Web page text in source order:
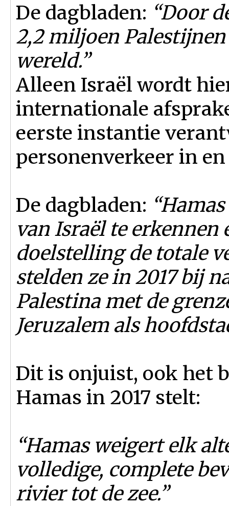
De dagbladen: “Door
2,2 miljoen
wereld.”
Alleen Israël wordt
internationale
eerste instantie
personenverkeer in
De dagbladen:
van Israël te
doelstelling de totale
stelden ze in 2017 bij
Palestina met de
Jeruzalem als
Dit is onjuist, ook het
Hamas in 2017 stelt:
“Hamas weigert elk
volledige, complete
rivier tot de zee.”